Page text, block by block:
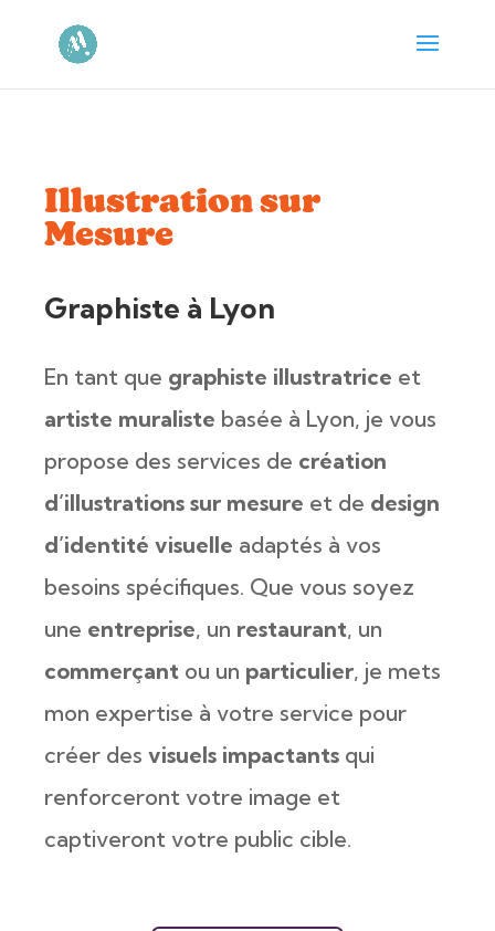
Illustration sur
Mesure
Graphiste à Lyon
En tant que graphiste illustratrice et
artiste muraliste basée à Lyon, je vous
propose des services de création
d’illustrations sur mesure et de design
d’identité visuelle adaptés à vos
besoins spécifiques. Que vous soyez
une entreprise, un restaurant, un
commerçant ou un particulier, je mets
mon expertise à votre service pour
créer des visuels impactants qui
renforceront votre image et
captiveront votre public cible.